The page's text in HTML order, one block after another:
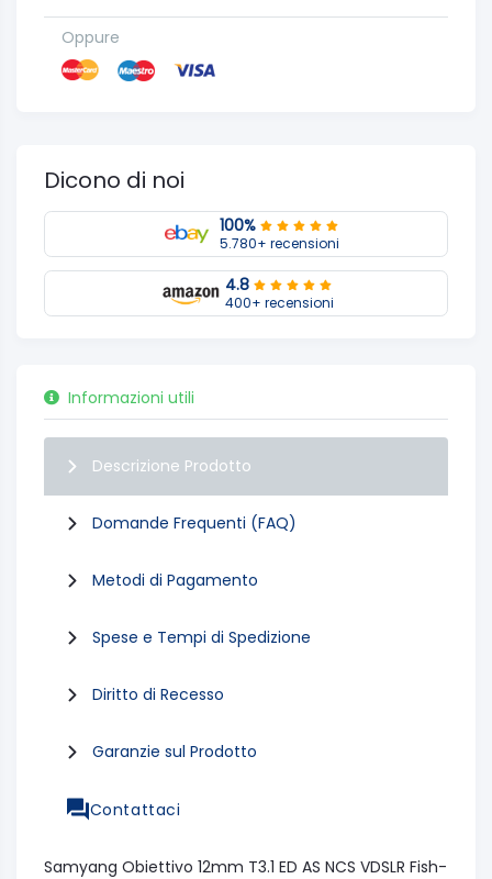
Oppure
Dicono di noi
100%
5.780+ recensioni
4.8
400+ recensioni
Informazioni utili
Descrizione Prodotto
Domande Frequenti (FAQ)
Metodi di Pagamento
Spese e Tempi di Spedizione
Diritto di Recesso
Garanzie sul Prodotto
Contattaci
Samyang Obiettivo 12mm T3.1 ED AS NCS VDSLR Fish-